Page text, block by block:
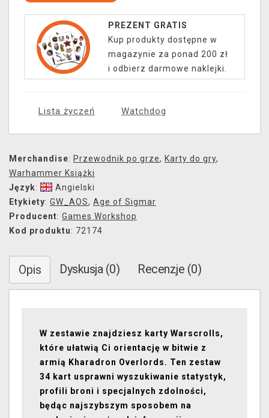
PREZENT GRATIS
Kup produkty dostępne w
magazynie za ponad 200 zł
i odbierz darmowe naklejki.
Lista życzeń Watchdog
Merchandise: Przewodnik po grze, Karty do gry,
Warhammer Książki
Język:
Angielski
Etykiety: GW_AOS, Age of Sigmar
Producent: Games Workshop
Kod produktu: 72174
Opis Dyskusja (0) Recenzje (0)
W zestawie znajdziesz karty Warscrolls,
które ułatwią Ci orientację w bitwie z
armią Kharadron Overlords. Ten zestaw
34 kart usprawni wyszukiwanie statystyk,
profili broni i specjalnych zdolności,
będąc najszybszym sposobem na